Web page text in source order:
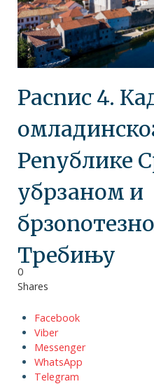
Распис 4.
Републике
убрзаном и
Требињу
0
Shares
Facebook
Viber
Messenger
WhatsApp
Telegram